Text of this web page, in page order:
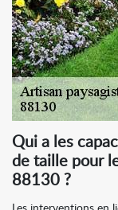
Qui a les
de taille pour
88130 ?